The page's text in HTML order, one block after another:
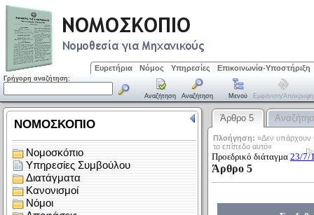
Ευρετήρια Νόμος Υπηρεσίες Επικοινωνία-Υποστήριξη
Γρήγορη αναζήτηση:
Αναζήτηση Αναζήτηση Μενού Εμφάνιση/απόκρυψη
Άρθρο 5